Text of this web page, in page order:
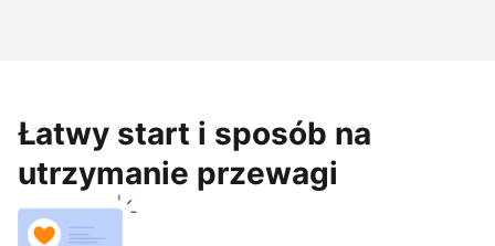
Łatwy start i sposób na
utrzymanie przewagi